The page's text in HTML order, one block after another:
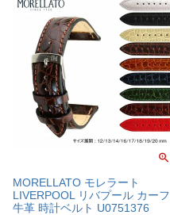
MORELLATO モレラート
LIVERPOOL リバプール カーフ
牛革 時計ベルト U0751376